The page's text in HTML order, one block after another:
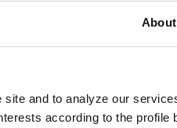
About
and to analyze our
according to the profile